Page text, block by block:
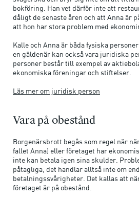
bokföring. Han vet därför inte att
dåligt de senaste åren och att Anna är
att hon har stora problem med
Kalle och Anna är båda fysiska
en gäldenär kan också vara juridiska
personer består till exempel av
ekonomiska föreningar och stiftelser.
Läs mer om juridisk person
Vara på obestånd
Borgenärsbrott begås som regel när
fallet Anna) eller företaget har
inte kan betala igen sina skulder.
påtagliga, det handlar alltså inte om
betalningssvårigheter. Det kallas att
företaget är på obestånd.